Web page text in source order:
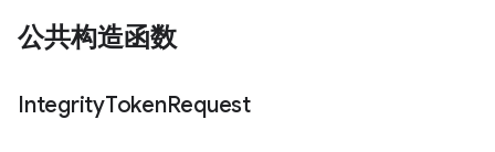
公共构造函数
IntegrityTokenRequest